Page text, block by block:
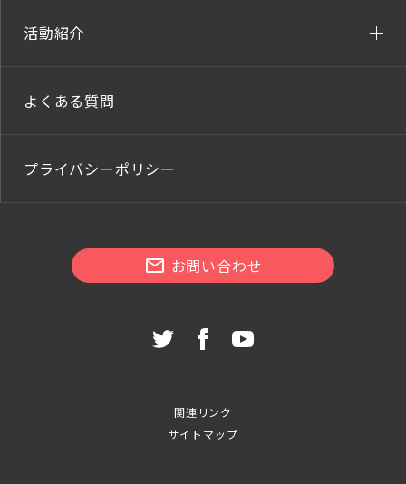
活動紹介
よくある質問
プライバシーポリシー
お問い合わせ
関連リンク
サイトマップ